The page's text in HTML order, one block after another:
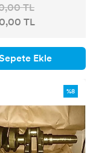
TL
TL
Ekle
%8